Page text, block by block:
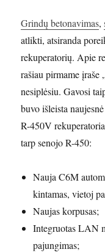
Grindų betonavimas,
atlikti, atsiranda
rekuperatorių. Apie
rašiau pirmame įraše
nesiplėsiu. Gavosi
buvo išleista
R-450V
tarp senojo R-450:
Nauja C6M
kintamas, vietoj
Naujas korpusas;
Integruotas LAN
pajungimas;